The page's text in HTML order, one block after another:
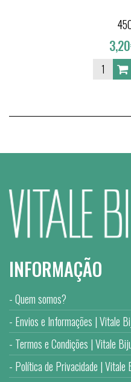
INFORMAÇÃO
Quem somos?
Envios e Informações | Vitale
Termos e Condições | Vitale
Política de Privacidade | Vitale